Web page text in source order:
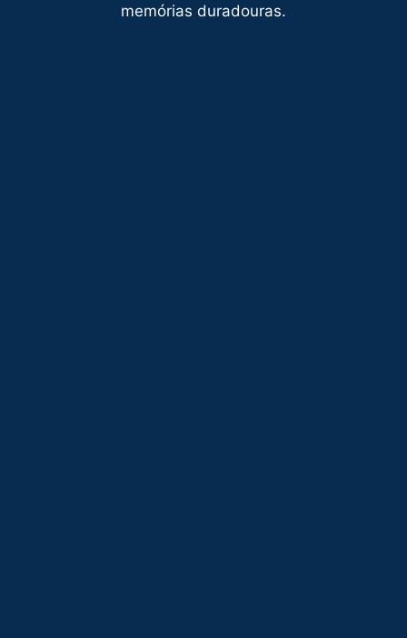
memórias duradouras.